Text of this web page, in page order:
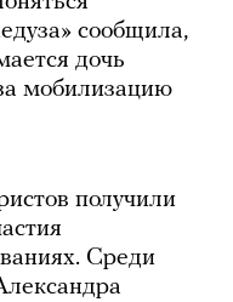
сообщила,
дочь
мобилизацию
получили
Среди